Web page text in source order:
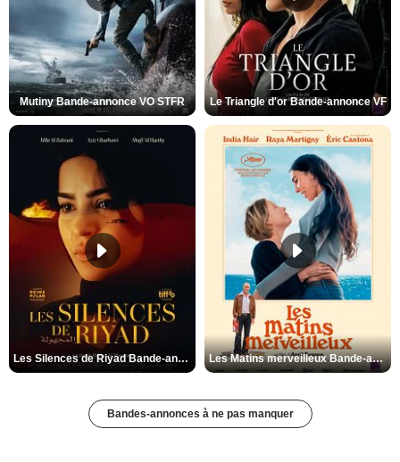
Mutiny Bande-annonce VO STFR Le Triangle d'or Bande-annonce VF
Les Silences de Riyad Bande-annonce VO STFR Les Matins merveilleux Bande-annonce VF
Bandes-annonces à ne pas manquer